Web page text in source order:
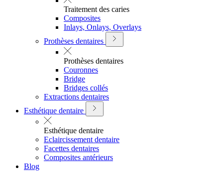
Traitement des caries
Composites
Inlays, Onlays, Overlays
Prothèses dentaires
Prothèses dentaires
Couronnes
Bridge
Bridges collés
Extractions dentaires
Esthétique dentaire
Esthétique dentaire
Eclaircissement dentaire
Facettes dentaires
Composites antérieurs
Blog